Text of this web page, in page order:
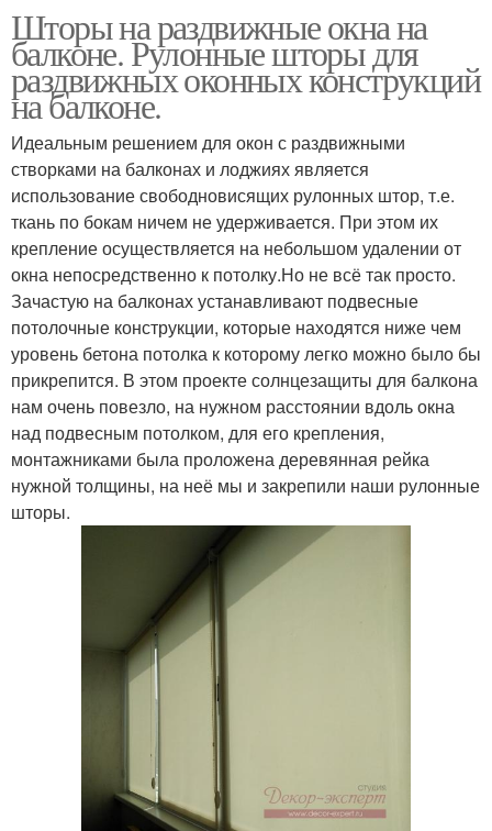
Шторы на раздвижные окна на
балконе. Рулонные шторы для
раздвижных оконных конструкций
на балконе.
Идеальным решением для окон с раздвижными
створками на балконах и лоджиях является
использование свободновисящих рулонных штор, т.е.
ткань по бокам ничем не удерживается. При этом их
крепление осуществляется на небольшом удалении от
окна непосредственно к потолку.Но не всё так просто.
Зачастую на балконах устанавливают подвесные
потолочные конструкции, которые находятся ниже чем
уровень бетона потолка к которому легко можно было бы
прикрепится. В этом проекте солнцезащиты для балкона
нам очень повезло, на нужном расстоянии вдоль окна
над подвесным потолком, для его крепления,
монтажниками была проложена деревянная рейка
нужной толщины, на неё мы и закрепили наши рулонные
шторы.